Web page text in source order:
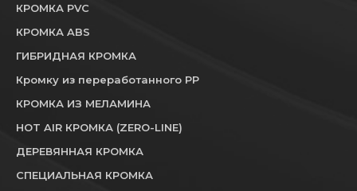
КРОМКА PVC
КРОМКА ABS
ГИБРИДНАЯ КРОМКА
Кромку из переработанного PP
КРОМКА ИЗ МЕЛАМИНА
HOT AIR КРОМКА (ZERO-LINE)
ДЕРЕВЯННАЯ КРОМКА
СПЕЦИАЛЬНАЯ КРОМКА